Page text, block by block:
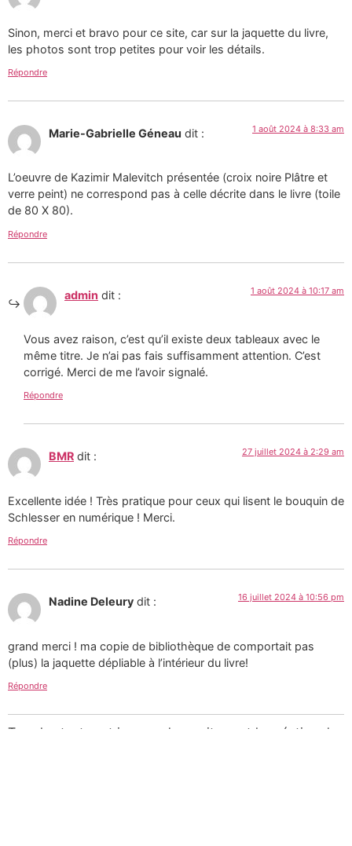
Sinon, merci et bravo pour ce site, car sur la jaquette du livre,
les photos sont trop petites pour voir les détails.
Répondre
Marie-Gabrielle Géneau dit : 1 août 2024 à 8:33 am
L’oeuvre de Kazimir Malevitch présentée (croix noire Plâtre et
verre peint) ne correspond pas à celle décrite dans le livre (toile
de 80 X 80).
Répondre
admin dit : 1 août 2024 à 10:17 am
Vous avez raison, c’est qu’il existe deux tableaux avec le
même titre. Je n’ai pas fais suffisamment attention. C’est
corrigé. Merci de me l’avoir signalé.
Répondre
BMR dit : 27 juillet 2024 à 2:29 am
Excellente idée ! Très pratique pour ceux qui lisent le bouquin de
Schlesser en numérique ! Merci.
Répondre
Nadine Deleury dit : 16 juillet 2024 à 10:56 pm
grand merci ! ma copie de bibliothèque de comportait pas
(plus) la jaquette dépliable à l’intérieur du livre!
Répondre
Tous les textes et images de ce site sont la création de